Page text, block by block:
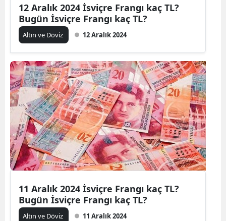
12 Aralık 2024 İsviçre Frangı kaç TL?
Bugün İsviçre Frangı kaç TL?
Altın ve Döviz 12 Aralık 2024
11 Aralık 2024 İsviçre Frangı kaç TL?
Bugün İsviçre Frangı kaç TL?
Altın ve Döviz 11 Aralık 2024